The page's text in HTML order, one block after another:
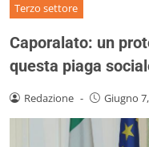
Terzo settore
Caporalato: un
questa piaga
Redazione - Giugno